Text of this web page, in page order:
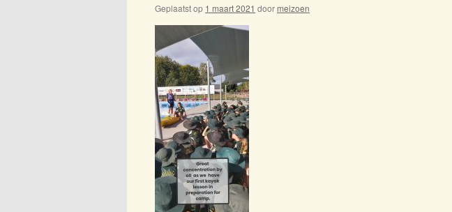
Geplaatst op 1 maart 2021 doormeizoen